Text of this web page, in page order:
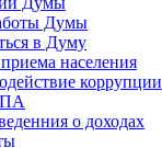
Думы
в Думу
населения
коррупции
о доходах